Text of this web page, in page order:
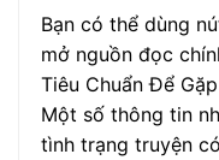
Bạn có thể dùng
mở nguồn đọc
Tiêu Chuẩn Để
Một số thông tin
tình trạng truyện